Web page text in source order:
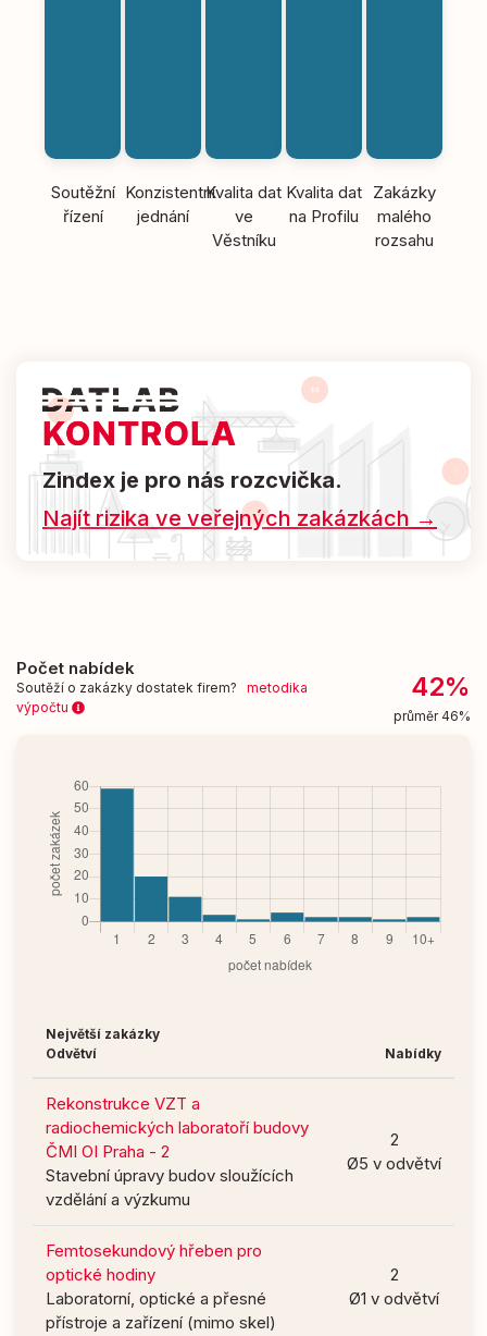
Soutěžní
řízení
Konzistentní
jednání
Kvalita dat
ve
Věstníku
Kvalita dat
na Profilu
Zakázky
malého
rozsahu
Zindex je pro nás rozcvička.
Najít rizika ve veřejných zakázkách →
Počet nabídek
Soutěží o zakázky dostatek firem? metodika
výpočtu
42%
průměr 46%
Největší zakázky
Odvětví
Nabídky
Rekonstrukce VZT a
radiochemických laboratoří budovy
ČMI OI Praha - 2
Stavební úpravy budov sloužících
vzdělání a výzkumu
2
Ø5 v odvětví
Femtosekundový hřeben pro
optické hodiny
Laboratorní, optické a přesné
přístroje a zařízení (mimo skel)
2
Ø1 v odvětví